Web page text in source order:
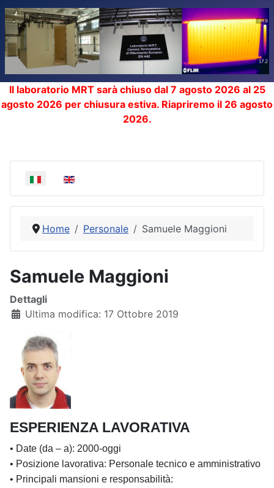
Il laboratorio MRT sarà chiuso dal 7 agosto 2026 al 25
agosto 2026 per chiusura estiva. Riapriremo il 26 agosto
2026.
Seleziona la tua lingua
Home Personale Samuele Maggioni
Samuele Maggioni
Dettagli
Ultima modifica: 17 Ottobre 2019
ESPERIENZA LAVORATIVA
• Date (da – a): 2000-oggi
• Posizione lavorativa: Personale tecnico e amministrativo
• Principali mansioni e responsabilità: